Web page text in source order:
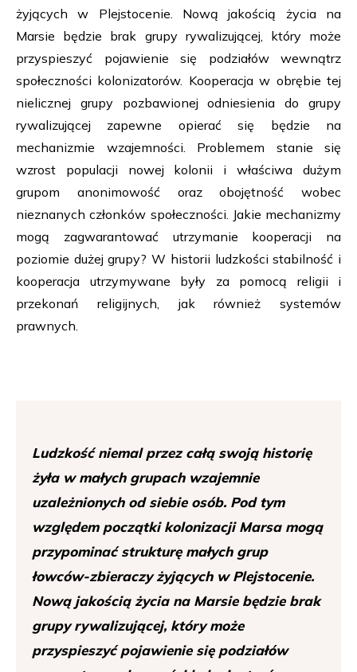
żyjących w Plejstocenie. Nową jakością życia na
Marsie będzie brak grupy rywalizującej, który może
przyspieszyć pojawienie się podziałów wewnątrz
społeczności kolonizatorów. Kooperacja w obrębie tej
nielicznej grupy pozbawionej odniesienia do grupy
rywalizującej zapewne opierać się będzie na
mechanizmie wzajemności. Problemem stanie się
wzrost populacji nowej kolonii i właściwa dużym
grupom anonimowość oraz obojętność wobec
nieznanych członków społeczności. Jakie mechanizmy
mogą zagwarantować utrzymanie kooperacji na
poziomie dużej grupy? W historii ludzkości stabilność i
kooperacja utrzymywane były za pomocą religii i
przekonań religijnych, jak również systemów
prawnych.
Ludzkość niemal przez całą swoją historię
żyła w małych grupach wzajemnie
uzależnionych od siebie osób. Pod tym
względem początki kolonizacji Marsa mogą
przypominać strukturę małych grup
łowców-zbieraczy żyjących w Plejstocenie.
Nową jakością życia na Marsie będzie brak
grupy rywalizującej, który może
przyspieszyć pojawienie się podziałów